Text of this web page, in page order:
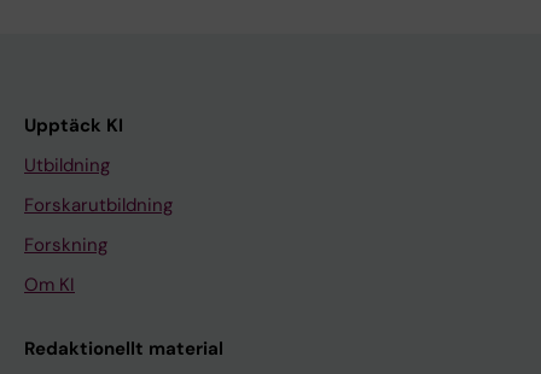
Upptäck KI
Utbildning
Forskarutbildning
Forskning
Om KI
Redaktionellt material